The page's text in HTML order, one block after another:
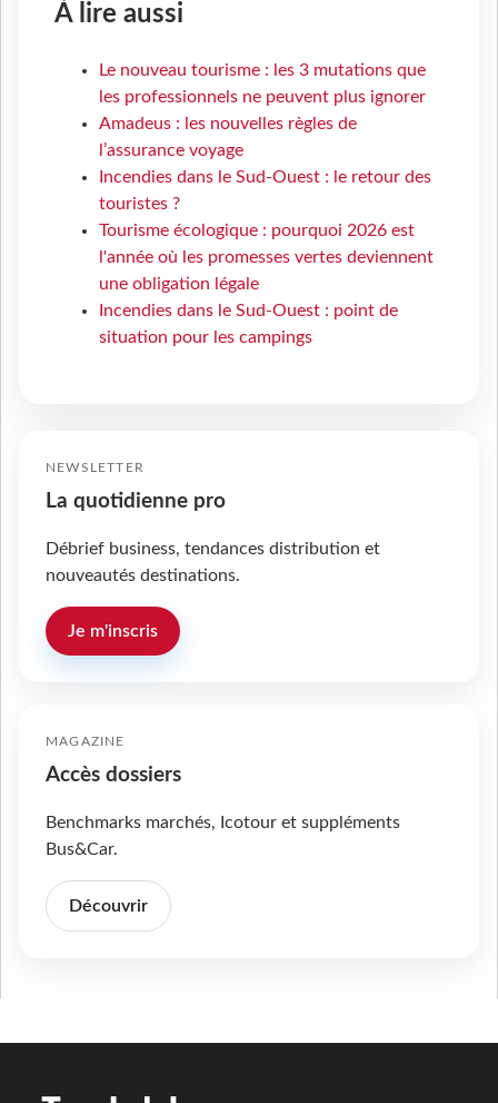
À lire aussi
Le nouveau tourisme : les 3 mutations que
les professionnels ne peuvent plus ignorer
Amadeus : les nouvelles règles de
l’assurance voyage
Incendies dans le Sud-Ouest : le retour des
touristes ?
Tourisme écologique : pourquoi 2026 est
l'année où les promesses vertes deviennent
une obligation légale
Incendies dans le Sud-Ouest : point de
situation pour les campings
NEWSLETTER
La quotidienne pro
Débrief business, tendances distribution et
nouveautés destinations.
Je m'inscris
MAGAZINE
Accès dossiers
Benchmarks marchés, Icotour et suppléments
Bus&Car.
Découvrir